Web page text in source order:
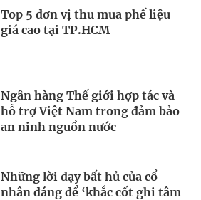
Top 5 đơn vị thu mua phế liệu
giá cao tại TP.HCM
Ngân hàng Thế giới hợp tác và
hỗ trợ Việt Nam trong đảm bảo
an ninh nguồn nước
Những lời dạy bất hủ của cổ
nhân đáng để ‘khắc cốt ghi tâm